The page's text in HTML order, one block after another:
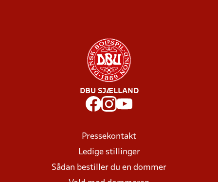
DBU SJÆLLAND
Pressekontakt
Ledige stillinger
Sådan bestiller du en dommer